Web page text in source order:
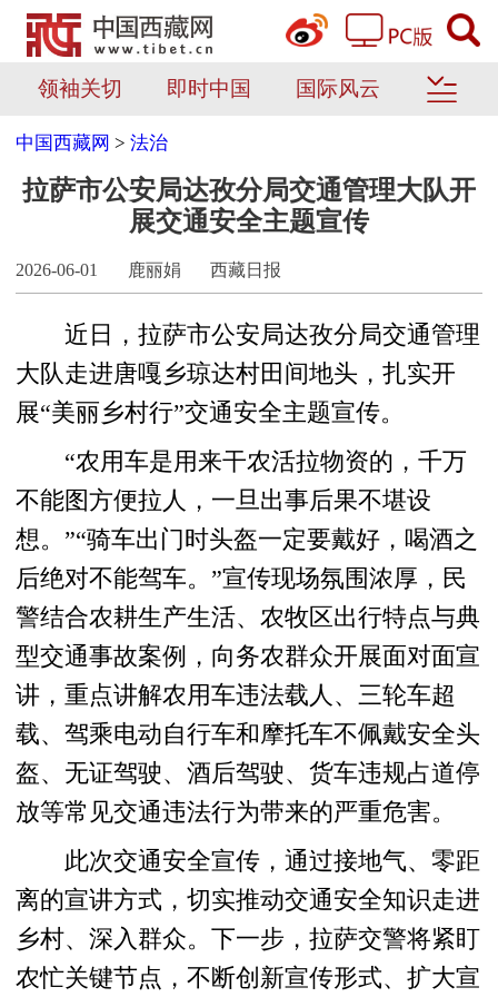
领袖关切 即时中国 国际风云
中国西藏网 >法治
拉萨市公安局达孜分局交通管理大队开
展交通安全主题宣传
2026-06-01 鹿丽娟 西藏日报
近日，拉萨市公安局达孜分局交通管理
大队走进唐嘎乡琼达村田间地头，扎实开
展“美丽乡村行”交通安全主题宣传。
“农用车是用来干农活拉物资的，千万
不能图方便拉人，一旦出事后果不堪设
想。”“骑车出门时头盔一定要戴好，喝酒之
后绝对不能驾车。”宣传现场氛围浓厚，民
警结合农耕生产生活、农牧区出行特点与典
型交通事故案例，向务农群众开展面对面宣
讲，重点讲解农用车违法载人、三轮车超
载、驾乘电动自行车和摩托车不佩戴安全头
盔、无证驾驶、酒后驾驶、货车违规占道停
放等常见交通违法行为带来的严重危害。
此次交通安全宣传，通过接地气、零距
离的宣讲方式，切实推动交通安全知识走进
乡村、深入群众。下一步，拉萨交警将紧盯
农忙关键节点，不断创新宣传形式、扩大宣